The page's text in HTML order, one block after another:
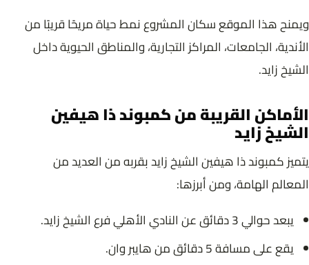
ويمنح هذا الموقع سكان المشروع نمط حياة مريحًا قريبًا من
الأندية، الجامعات، المراكز التجارية، والمناطق الحيوية داخل
الشيخ زايد.
الأماكن القريبة من كمبوند ذا هيفين
الشيخ زايد
يتميز كمبوند ذا هيفين الشيخ زايد بقربه من العديد من
المعالم الهامة، ومن أبرزها:
يبعد حوالي 3 دقائق عن النادي الأهلي فرع الشيخ زايد.
يقع على مسافة 5 دقائق من هايبر وان.